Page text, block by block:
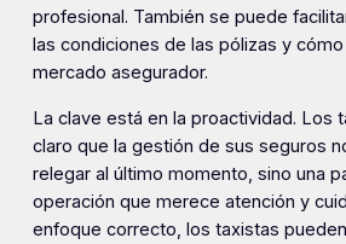
profesional. También se puede
las condiciones de las pólizas y
mercado asegurador.
La clave está en la proactividad. Los
claro que la gestión de sus seguros
relegar al último momento, sino una
operación que merece atención y
enfoque correcto, los taxistas